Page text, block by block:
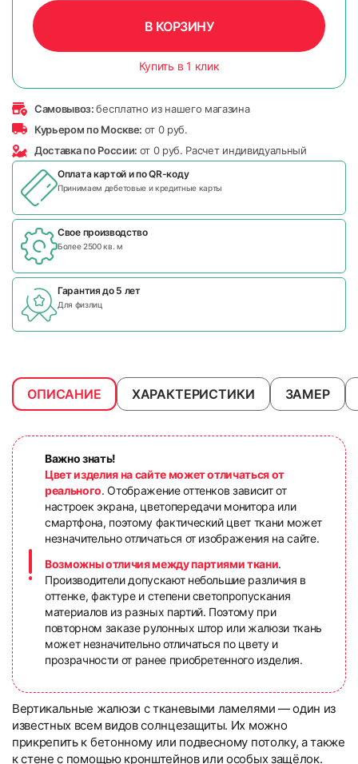
В КОРЗИНУ
Купить в 1 клик
Самовывоз:бесплатно из нашего магазина
Курьером по Москве: от 0 руб.
Доставка по России: от 0 руб. Расчет индивидуальный
Оплата картой и поQR-коду
Принимаем дебетовые и кредитные карты
Свое производство
Более 2500 кв. м
Гарантия до 5 лет
Для физлиц
ОПИСАНИЕ ХАРАКТЕРИСТИКИ ЗАМЕР
Важно знать!
Цвет изделия на сайте может отличаться от
реального. Отображение оттенков зависит от
настроек экрана, цветопередачи монитора или
смартфона, поэтому фактический цвет ткани может
незначительно отличаться от изображения на сайте.
Возможны отличия между партиями ткани.
Производители допускают небольшие различия в
оттенке, фактуре и степени светопропускания
материалов из разных партий. Поэтому при
повторном заказе рулонных штор или жалюзи ткань
может незначительно отличаться по цвету и
прозрачности от ранее приобретенного изделия.
Вертикальные жалюзи с тканевыми ламелями — один из
известных всем видов солнцезащиты. Их можно
прикрепить к бетонному или подвесному потолку, а также
к стене с помощью кронштейнов или особых защёлок.